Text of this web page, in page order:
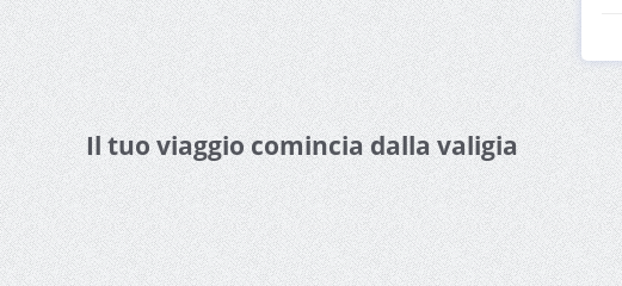
Il tuo viaggio comincia dalla valigia